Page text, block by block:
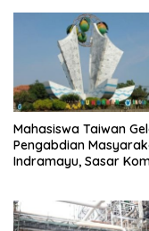
Mahasiswa Taiwan
Pengabdian
Indramayu, Sasar